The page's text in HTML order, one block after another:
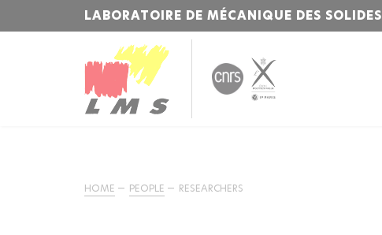
LABORATOIRE DE MÉCANIQUE DES SOLIDES
HOME PEOPLE RESEARCHERS